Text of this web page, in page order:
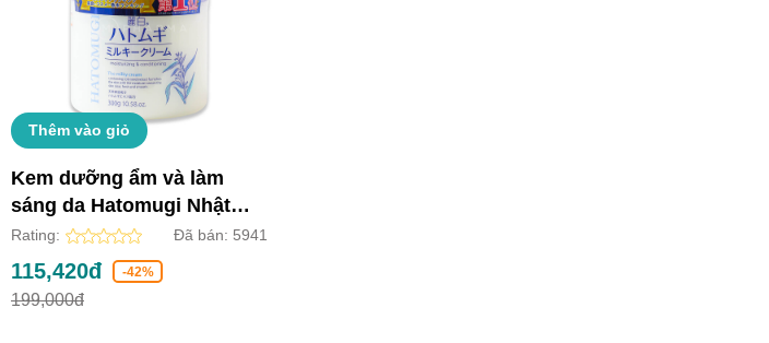
Thêm vào giỏ
Kem dưỡng ẩm và làm
sáng da Hatomugi Nhật
Bản (Lọ 300g)
Rating: Đã bán: 5941
115,420đ -42%
199,000đ